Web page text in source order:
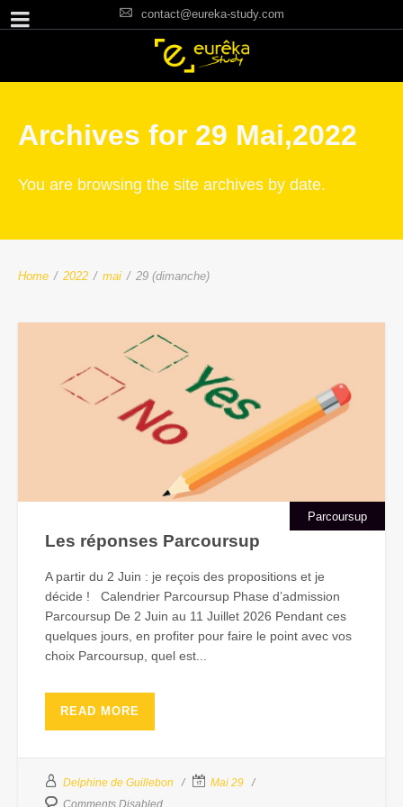
contact@eureka-study.com
Archives for 29 Mai,2022
You are browsing the site archives by date.
Home / 2022 / mai / 29 (dimanche)
Parcoursup
Les réponses Parcoursup
A partir du 2 Juin : je reçois des propositions et je
décide ! Calendrier Parcoursup Phase d’admission
Parcoursup De 2 Juin au 11 Juillet 2026 Pendant ces
quelques jours, en profiter pour faire le point avec vos
choix Parcoursup, quel est...
READ MORE
Delphine de Guillebon
Mai 29
Comments Disabled